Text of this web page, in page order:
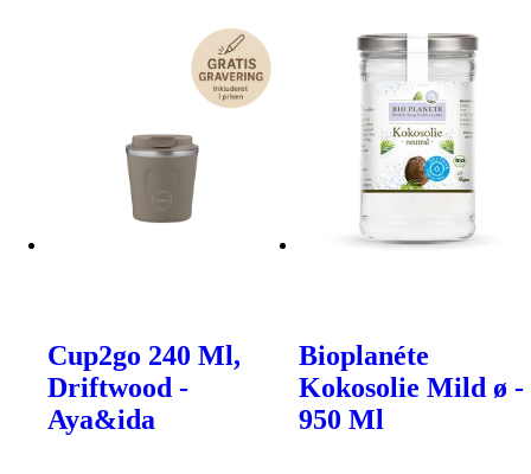
Cup2go 240 Ml,
Driftwood -
Aya&ida
Bioplanéte
Kokosolie Mild ø -
950 Ml